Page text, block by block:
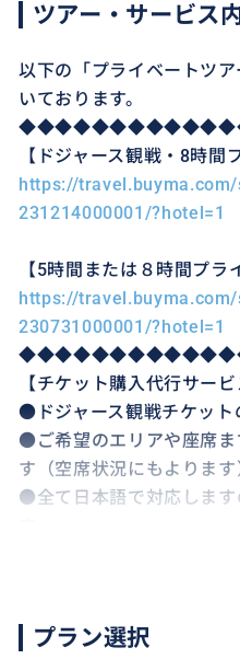
ツアー・サービス
以下の「プライベートツ
いております。
【ドジャース観戦・8時間
https://
231214000001/?hotel=1
【5時間または８時間プラ
https://
230731000001/?hotel=1
【チケット購入代行サービ
●ドジャース観戦チケット
●ご希望のエリアや座席ま
す（空席状況にもよります
●全て日本語で対応します
●スタジアムへの持ち込
の購入も可能。
プラン選択